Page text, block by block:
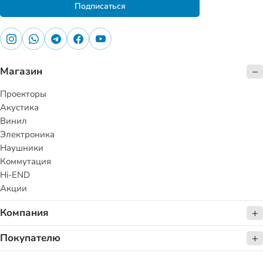
Подписаться
Магазин
Проекторы
Акустика
Винил
Электроника
Наушники
Коммутация
Hi-END
Акции
Компания
Покупателю